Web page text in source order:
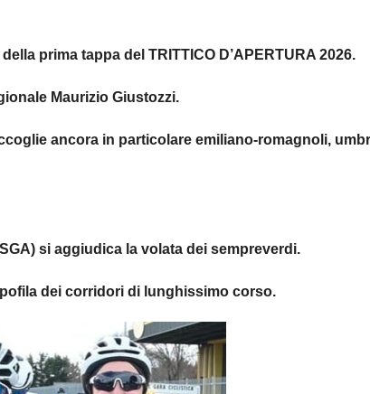
prima tappa del TRITTICO D’APERTURA 2026.
Maurizio Giustozzi.
ancora in particolare emiliano-romagnoli,
si aggiudica la volata dei sempreverdi.
dei corridori di lunghissimo corso.